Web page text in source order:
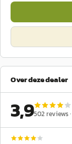
Over deze dealer
3,9502 reviews ·